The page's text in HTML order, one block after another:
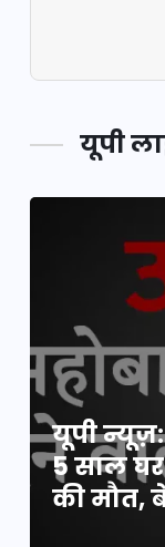
यूपी
यूपी न्यूज़:
5 साल
की मौत,